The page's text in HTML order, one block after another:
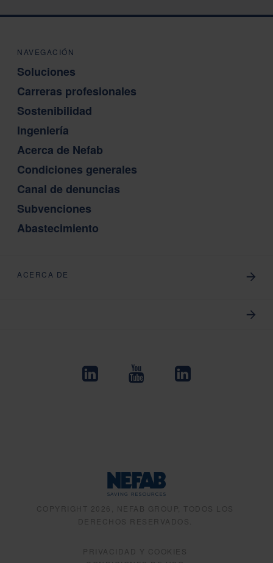
NAVEGACIÓN
Soluciones
Carreras profesionales
Sostenibilidad
Ingeniería
Acerca de Nefab
Condiciones generales
Canal de denuncias
Subvenciones
Abastecimiento
ACERCA DE
COPYRIGHT 2026, NEFAB GROUP, TODOS LOS
DERECHOS RESERVADOS.
PRIVACIDAD Y COOKIES